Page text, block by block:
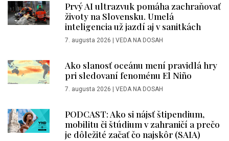
Prvý AI ultrazvuk pomáha zachraňovať
životy na Slovensku. Umelá
inteligencia už jazdí aj v sanitkách
7. augusta 2026 VEDA NA DOSAH
Ako slanosť oceánu mení pravidlá hry
pri sledovaní fenoménu El Niño
7. augusta 2026 VEDA NA DOSAH
PODCAST: Ako si nájsť štipendium,
mobilitu či štúdium v zahraničí a prečo
je dôležité začať čo najskôr (SAIA)